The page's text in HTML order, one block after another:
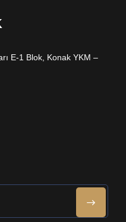
E-1 Blok, Konak YKM –